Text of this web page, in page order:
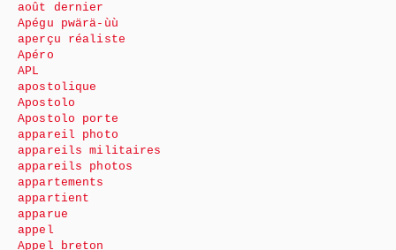
août dernier
Apégu pwärä-ùù
aperçu réaliste
Apéro
APL
apostolique
Apostolo
Apostolo porte
appareil photo
appareils militaires
appareils photos
appartements
appartient
apparue
appel
Appel breton